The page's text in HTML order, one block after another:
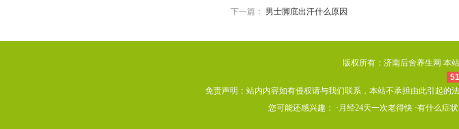
下一篇： 男士脚底出汗什么原因
版权所有：济南后舍养生网 本
免责声明：站内内容如有侵权请与我们联系，本站不承担由此引起的
您可能还感兴趣： · 月经24天一次老得快·有什么症